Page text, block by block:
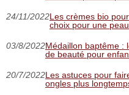
24/11/2022Les crèmes bio
choix pour une
03/8/2022Médaillon baptême :
de beauté pour
20/7/2022Les astuces pour
ongles plus